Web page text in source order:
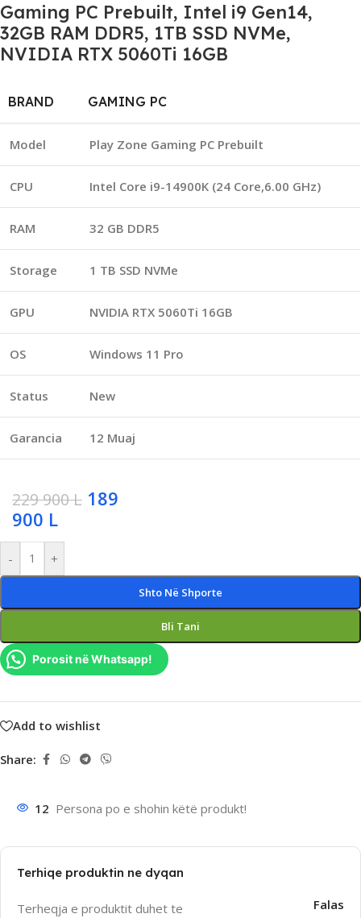
Gaming PC Prebuilt, Intel i9 Gen14,
32GB RAM DDR5, 1TB SSD NVMe,
NVIDIA RTX 5060Ti 16GB
BRAND GAMING PC
Model Play Zone Gaming PC Prebuilt
CPU Intel Core i9-14900K (24 Core,6.00 GHz)
RAM 32 GB DDR5
Storage 1 TB SSD NVMe
GPU NVIDIA RTX 5060Ti 16GB
OS Windows 11 Pro
Status New
Garancia 12 Muaj
229 900L 189
900 L
- +
Shto Në Shporte
Bli Tani
Porosit në Whatsapp!
Add to wishlist
Share:
12 Persona po e shohin këtë produkt!
Terhiqe produktin ne dyqan
Terheqja e produktit duhet te
Falas